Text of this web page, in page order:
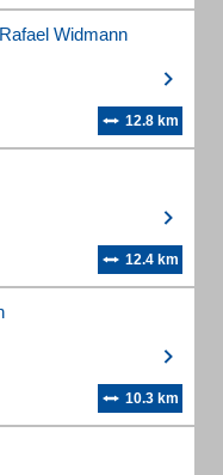
Widmann
12.8 km
12.4 km
10.3 km